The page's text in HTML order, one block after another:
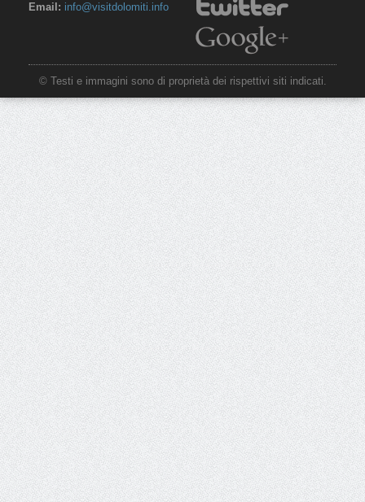
Email: info@visitdolomiti.info
© Testi e immagini sono di proprietà dei rispettivi siti indicati.